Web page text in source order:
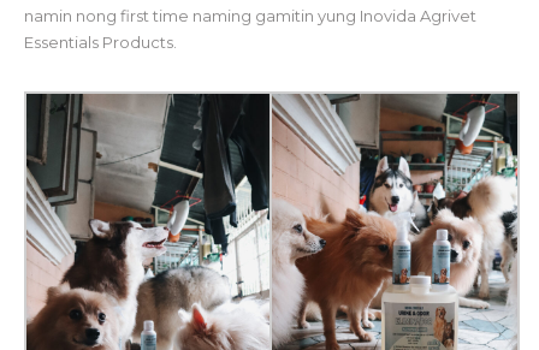
namin nong first time naming gamitin yung Inovida Agrivet
Essentials Products.